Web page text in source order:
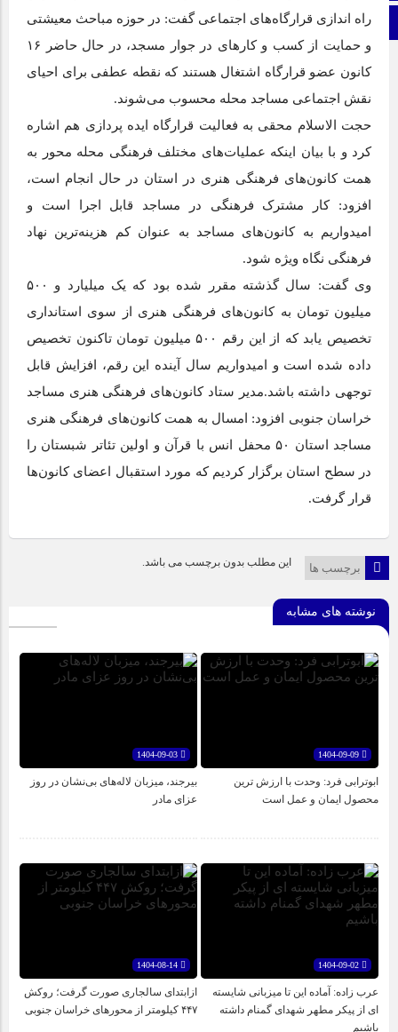
برو بالاراه اندازی قرارگاه‌های اجتماعی گفت: در حوزه مباحث معیشتی
و حمایت از کسب و کار‌های در جوار مسجد، در حال حاضر ۱۶
کانون عضو قرارگاه اشتغال هستند که نقطه عطفی برای احیای
نقش اجتماعی مساجد محله محسوب می‌شوند.
حجت الاسلام محقی به فعالیت قرارگاه ایده پردازی هم اشاره
کرد و با بیان اینکه عملیات‌های مختلف فرهنگی محله محور به
همت کانون‌های فرهنگی هنری در استان در حال انجام است،
افزود: کار مشترک فرهنگی در مساجد قابل اجرا است و
امیدواریم به کانون‌های مساجد به عنوان کم هزینه‌ترین نهاد
فرهنگی نگاه ویژه شود.
وی گفت: سال گذشته مقرر شده بود که یک میلیارد و ۵۰۰
میلیون تومان به کانون‌های فرهنگی هنری از سوی استانداری
تخصیص یابد که از این رقم ۵۰۰ میلیون تومان تاکنون تخصیص
داده شده است و امیدواریم سال آینده این رقم، افزایش قابل
توجهی داشته باشد.مدیر ستاد کانون‌های فرهنگی هنری مساجد
خراسان جنوبی افزود: امسال به همت کانون‌های فرهنگی هنری
مساجد استان ۵۰ محفل انس با قرآن و اولین تئاتر شبستان را
در سطح استان برگزار کردیم که مورد استقبال اعضای کانون‌ها
قرار گرفت.
برچسب ها این مطلب بدون برچسب می باشد.
نوشته های مشابه
1404-09-09
ابوترابی فرد: وحدت با ارزش ترین
محصول ایمان و عمل است
بیرجند، میزبان لاله‌های بی‌نشان در روز
عزای مادر
1404-09-02
عرب زاده: آماده این تا میزبانی شایسته
ای از پیکر مطهر شهدای گمنام داشته
باشیم
ازابتدای سالجاری صورت گرفت؛ روکش
۴۴۷ کیلومتر از محورهای خراسان جنوبی